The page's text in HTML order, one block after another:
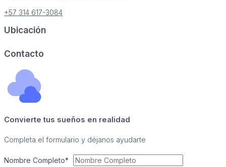
+57 314 617-3084
Ubicación
Contacto
Convierte tus sueños en realidad
Completa el formulario y déjanos ayudarte
Nombre Completo*